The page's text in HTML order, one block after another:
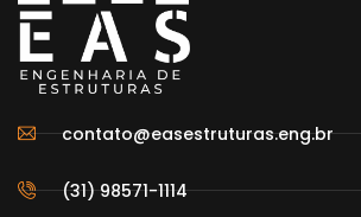
contato@easestruturas.eng.br
(31) 98571-1114